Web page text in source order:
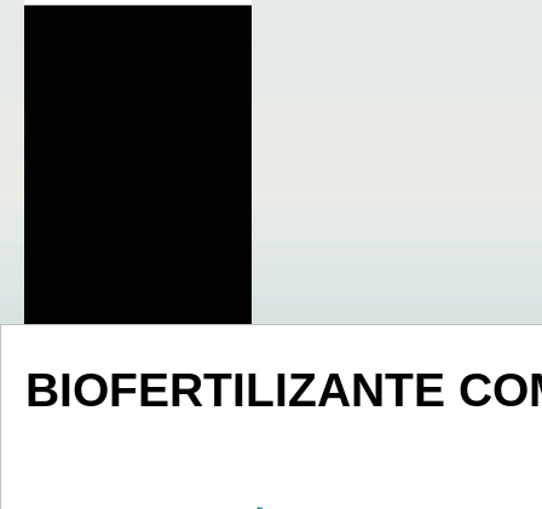
BIOFERTILIZANTE